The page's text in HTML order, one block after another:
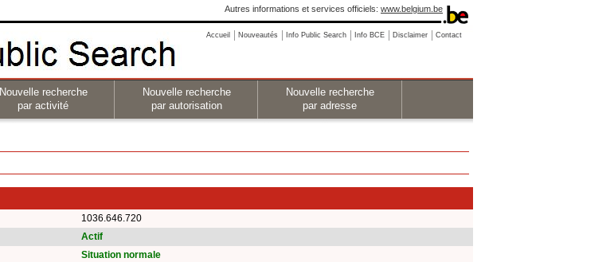
Autres informations et services officiels: www.belgium.be
Accueil Nouveautés Info Public Search Info BCE Disclaimer Contact
Nouvelle recherche
par activité
Nouvelle recherche
par autorisation
Nouvelle recherche
par adresse
1036.646.720
Actif
Situation normale